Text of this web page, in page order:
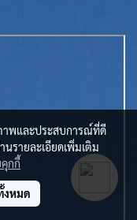
าพและประสบการณ์ที่ดี
นรายละเอียดเพิ่มเติม
กกี้
งหมด